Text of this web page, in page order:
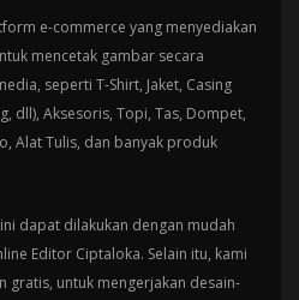
e-commerce yang menyediakan
mencetak gambar secara
seperti T-Shirt, Jaket, Casing
dll), Aksesoris, Topi, Tas, Dompet,
Alat Tulis, dan banyak produk
dapat dilakukan dengan mudah
Editor Ciptaloka. Selain itu, kami
gratis, untuk mengerjakan desain-